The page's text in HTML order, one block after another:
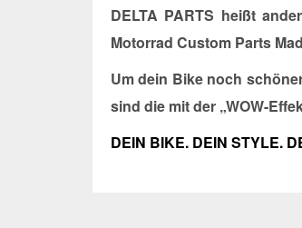
DELTA PARTS heißt
Motorrad Custom Parts
Um dein Bike noch
sind die mit der „WOW-
DEIN BIKE. DEIN STYLE.